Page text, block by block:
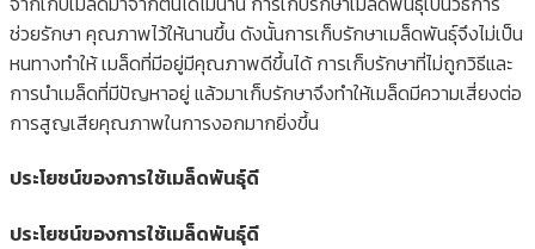
ช่วยรักษา คุณภาพไว้ให้นานขึ้น ดังนั้นการเก็บรักษาเมล็ดพันธุ์จึงไม่เป็น
หนทางทำให้ เมล็ดที่มีอยู่มีคุณภาพดีขึ้นได้ การเก็บรักษาที่ไม่ถูกวิธีและ
การนำเมล็ดที่มีปัญหาอยู่ แล้วมาเก็บรักษาจึงทำให้เมล็ดมีความเสี่ยงต่อ
การสูญเสียคุณภาพในการงอกมากยิ่งขึ้น
ประโยชน์ของการใช้เมล็ดพันธุ์ดี
ประโยชน์ของการใช้เมล็ดพันธุ์ดี